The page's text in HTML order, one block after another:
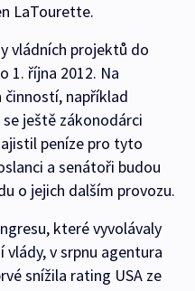
LaTourette.
vládních projektů do
1. října 2012. Na
například
ještě zákonodárci
peníze pro tyto
a senátoři budou
o jejich dalším provozu.
které vyvolávaly
v srpnu agentura
snížila rating USA ze